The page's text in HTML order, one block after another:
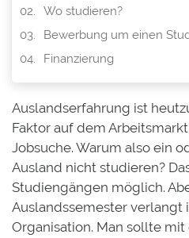
Wo studieren?
Bewerbung um einen
Finanzierung
Auslandserfahrung ist
Faktor auf dem
Jobsuche. Warum also ein
Ausland nicht studieren?
Studiengängen möglich.
Auslandssemester verlangt
Organisation. Man sollte